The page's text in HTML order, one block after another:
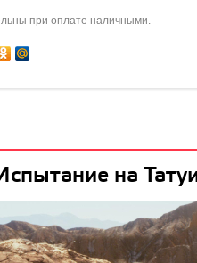
при оплате наличными.
на